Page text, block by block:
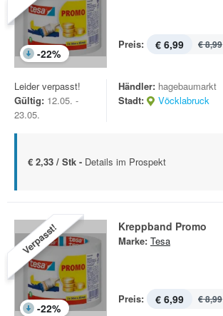
-22%
Preis: € 6,99 € 8,99
Leider verpasst!
Gültig: 12.05. -
23.05.
Händler: hagebaumarkt
Stadt:
Vöcklabruck
€ 2,33 / Stk - Details im Prospekt
Verpasst!
-22%
Kreppband Promo
Marke: Tesa
Preis: € 6,99 € 8,99